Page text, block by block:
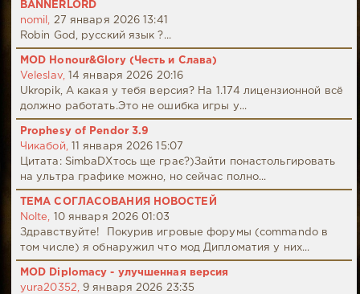
BANNERLORD
nomil, 27 января 2026 13:41
Robin God, русский язык ?...
MOD Honour&Glory (Честь и Слава)
Veleslav,
14 января 2026 20:16
Ukropik, А какая у тебя версия? На 1.174 лицензионной всё
должно работать.Это не ошибка игры у...
Prophesy of Pendor 3.9
Чикабой,
11 января 2026 15:07
Цитата: SimbaDХтось ще грає?)Зайти понастольгировать
на ультра графике можно, но сейчас полно...
ТЕМА СОГЛАСОВАНИЯ НОВОСТЕЙ
Nolte,
10 января 2026 01:03
Здравствуйте! Покурив игровые форумы (commando в
том числе) я обнаружил что мод Дипломатия у них...
MOD Diplomacy - улучшенная версия
yura20352, 9 января 2026 23:35